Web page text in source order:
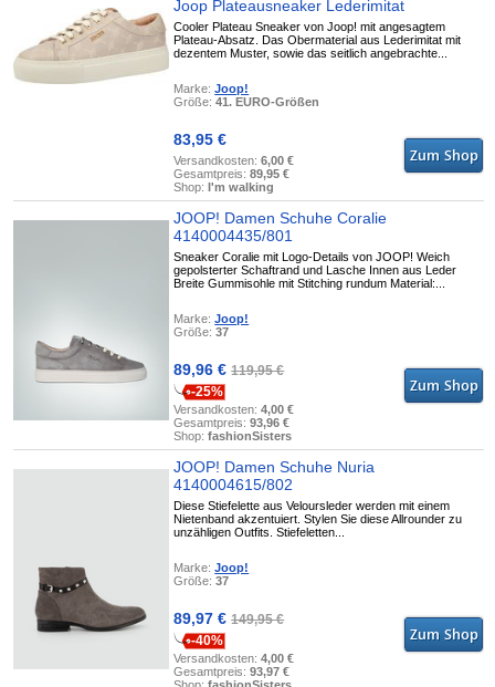
Joop Plateausneaker Lederimitat
Cooler Plateau Sneaker von Joop! mit angesagtem
Plateau-Absatz. Das Obermaterial aus Lederimitat mit
dezentem Muster, sowie das seitlich angebrachte...
Marke:Joop!
Größe:41. EURO-Größen
83,95 €
Versandkosten:6,00 €
Gesamtpreis:89,95 €
Shop:I'm walking
JOOP! Damen Schuhe Coralie
4140004435/801
Sneaker Coralie mit Logo-Details von JOOP! Weich
gepolsterter Schaftrand und Lasche Innen aus Leder
Breite Gummisohle mit Stitching rundum Material:...
Marke:Joop!
Größe:37
89,96 €119,95 €
-25%
Versandkosten:4,00 €
Gesamtpreis:93,96 €
Shop:fashionSisters
JOOP! Damen Schuhe Nuria
4140004615/802
Diese Stiefelette aus Veloursleder werden mit einem
Nietenband akzentuiert. Stylen Sie diese Allrounder zu
unzähligen Outfits. Stiefeletten...
Marke:Joop!
Größe:37
89,97 €149,95 €
-40%
Versandkosten:4,00 €
Gesamtpreis:93,97 €